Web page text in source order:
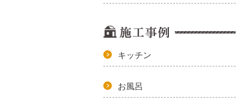
キッチン
お風呂